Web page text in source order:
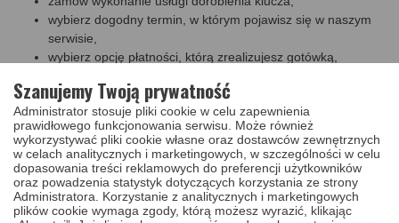
wybierz dogodny termin, w którym pojawisz się w naszym
serwisie,
wybierz opcję płatności, którą zrealizujesz gotówką,
w uwagach podaj następujące informacje: model pojazdu,
rok produkcji, model silnika(benzyna, diesel itp.), numer vin
pojazdu oraz ilość przycisków, które posiada Twój klucz.
Po zakupie usługi w naszym sklepie, skontaktujemy się z Tobą w
celu potwierdzenia zarezerwowanego terminu wizyty w naszym
serwisie, który znajduje się w Olsztynie przy placu Kazimierza
Pułaskiego 7 lokal 34a (województwo Warmińsko - Mazurskie).
Nasz serwis jest czynny od poniedziałku do piątku w godzinach od
Szanujemy Twoją prywatność
Administrator stosuje pliki cookie w celu zapewnienia
prawidłowego funkcjonowania serwisu. Może również
wykorzystywać pliki cookie własne oraz dostawców zewnętrznych
w celach analitycznych i marketingowych, w szczególności w celu
dopasowania treści reklamowych do preferencji użytkowników
oraz powadzenia statystyk dotyczących korzystania ze strony
Administratora. Korzystanie z analitycznych i marketingowych
plików cookie wymaga zgody, którą możesz wyrazić, klikając